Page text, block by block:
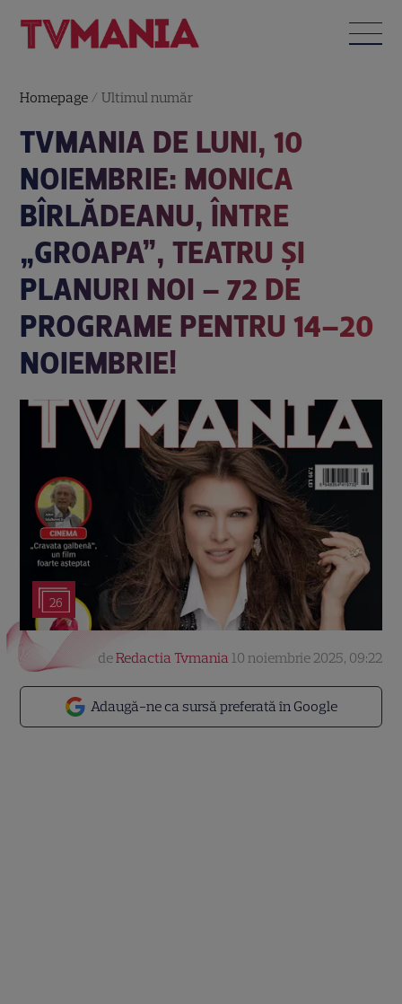
Homepage /Ultimul număr
TVMANIA DE LUNI, 10
NOIEMBRIE: MONICA
BÎRLĂDEANU, ÎNTRE
„GROAPA”, TEATRU ȘI
PLANURI NOI – 72 DE
PROGRAME PENTRU 14–20
NOIEMBRIE!
26
Adaugă-ne ca sursă preferată în Google
deRedactia Tvmania 10 noiembrie 2025, 09:22